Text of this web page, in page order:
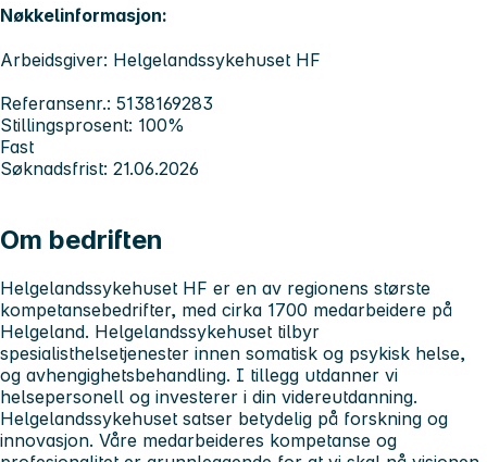
Nøkkelinformasjon:
Arbeidsgiver: Helgelandssykehuset HF
Referansenr.: 5138169283
Stillingsprosent: 100%
Fast
Søknadsfrist: 21.06.2026
Om bedriften
Helgelandssykehuset HF er en av regionens største
kompetansebedrifter, med cirka 1700 medarbeidere på
Helgeland. Helgelandssykehuset tilbyr
spesialisthelsetjenester innen somatisk og psykisk helse,
og avhengighetsbehandling. I tillegg utdanner vi
helsepersonell og investerer i din videreutdanning.
Helgelandssykehuset satser betydelig på forskning og
innovasjon. Våre medarbeideres kompetanse og